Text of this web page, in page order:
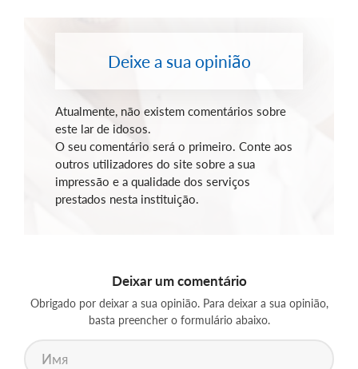
Deixe a sua opinião
Atualmente, não existem comentários sobre
este lar de idosos.
O seu comentário será o primeiro. Conte aos
outros utilizadores do site sobre a sua
impressão e a qualidade dos serviços
prestados nesta instituição.
Deixar um comentário
Obrigado por deixar a sua opinião. Para deixar a sua opinião,
basta preencher o formulário abaixo.